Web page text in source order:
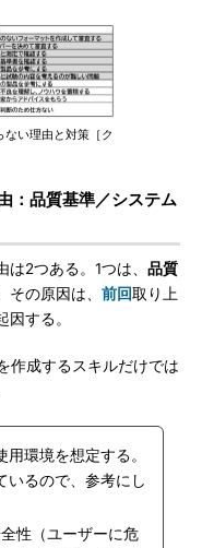
い理由と対策［ク
：品質基準／システム
2つある。1つは、 品質
その原因は、 前回取り上
する。
作成するスキルだけでは
環境を想定する。
いるので、参考にし
性（ユーザーに危